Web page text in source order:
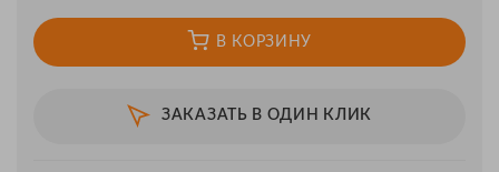
В КОРЗИНУ
ЗАКАЗАТЬ В ОДИН КЛИК